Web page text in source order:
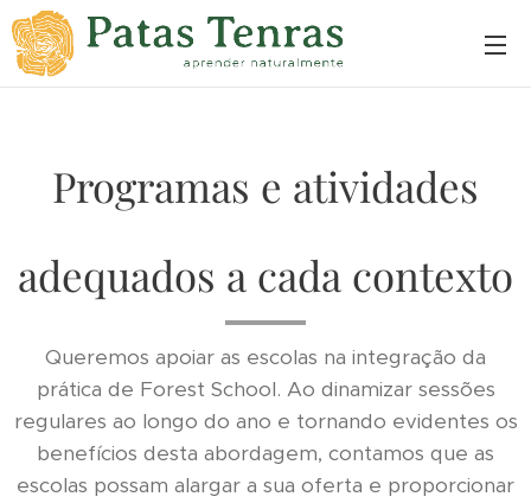
Programas e atividades
adequados a cada contexto
Queremos apoiar as escolas na integração da
prática de Forest School. Ao dinamizar sessões
regulares ao longo do ano e tornando evidentes os
benefícios desta abordagem, contamos que as
escolas possam alargar a sua oferta e proporcionar